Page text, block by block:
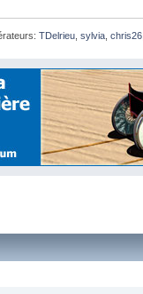
TDelrieu, sylvia, chris26,